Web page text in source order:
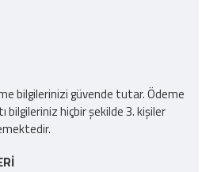
bilgilerinizi güvende tutar. Ödeme
bilgileriniz hiçbir şekilde 3. kişiler